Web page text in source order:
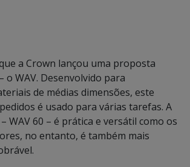
a Crown lançou uma proposta
o WAV. Desenvolvido para
de médias dimensões, este
é usado para várias tarefas. A
WAV 60 – é prática e versátil como os
no entanto, é também mais